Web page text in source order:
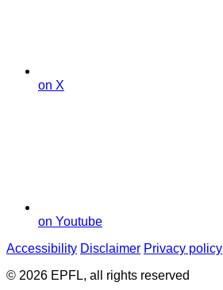
on X
on Youtube
Accessibility Disclaimer Privacy policy
© 2026 EPFL, all rights reserved